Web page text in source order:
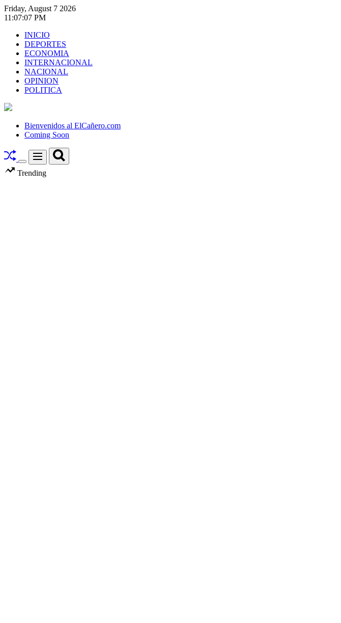
Skip
to
Friday, August 7 2026
11 :07:08 PM
INICIO
DEPORTES
ECONOMIA
INTERNACIONAL
NACIONAL
OPINION
POLITICA
El
Bienvenidos al ElCañero.com
Coming Soon
Switch
color
Menu Search
Trending